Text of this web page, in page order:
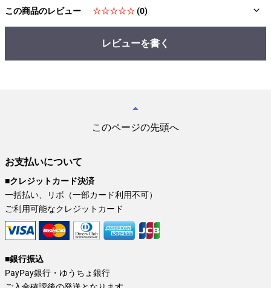
この商品のレビュー ☆☆☆☆☆(0)
レビューを書く
このページの先頭へ
お支払いについて
■クレジットカード決済
一括払い、リボ（一部カード利用不可）
ご利用可能なクレジットカード
■銀行振込
PayPay銀行・ゆうちょ銀行